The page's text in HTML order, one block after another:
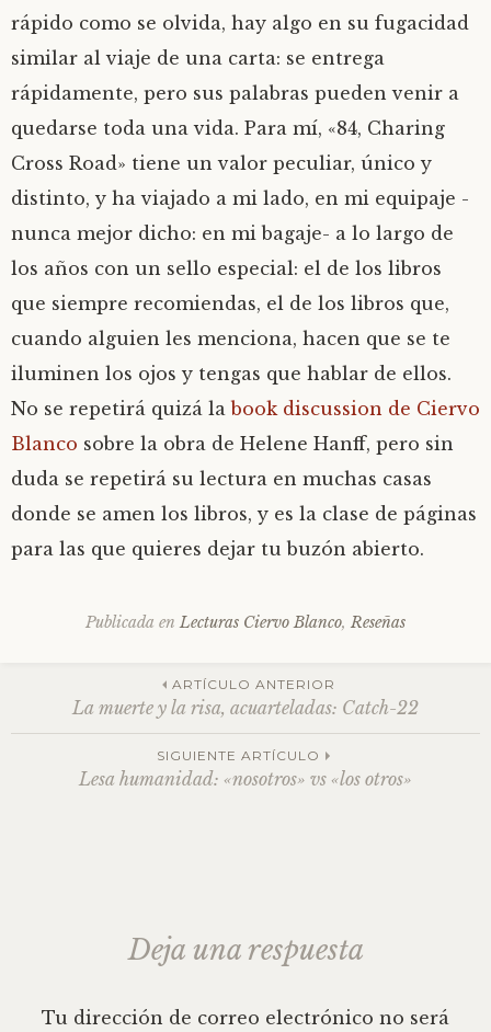
rápido como se olvida, hay algo en su fugacidad
similar al viaje de una carta: se entrega
rápidamente, pero sus palabras pueden venir a
quedarse toda una vida. Para mí, «84, Charing
Cross Road» tiene un valor peculiar, único y
distinto, y ha viajado a mi lado, en mi equipaje -
nunca mejor dicho: en mi bagaje- a lo largo de
los años con un sello especial: el de los libros
que siempre recomiendas, el de los libros que,
cuando alguien les menciona, hacen que se te
iluminen los ojos y tengas que hablar de ellos.
No se repetirá quizá labook discussion de Ciervo
Blanco sobre la obra de Helene Hanff, pero sin
duda se repetirá su lectura en muchas casas
donde se amen los libros, y es la clase de páginas
para las que quieres dejar tu buzón abierto.
Publicada en Lecturas Ciervo Blanco, Reseñas
Navegación
entrada
ARTÍCULO ANTERIOR
La muerte y la risa, acuarteladas: Catch-22
SIGUIENTE ARTÍCULO
Lesa humanidad: «nosotros» vs «los otros»
Deja una respuesta
Tu dirección de correo electrónico no será